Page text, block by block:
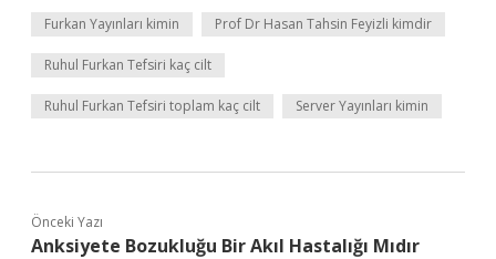
Furkan Yayınları kimin Prof Dr Hasan Tahsin Feyizli kimdir
Ruhul Furkan Tefsiri kaç cilt
Ruhul Furkan Tefsiri toplam kaç cilt Server Yayınları kimin
Önceki Yazı
Anksiyete Bozukluğu Bir Akıl Hastalığı Mıdır